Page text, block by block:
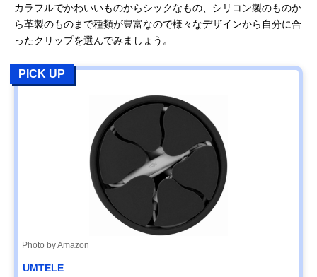
カラフルでかわいいものからシックなもの、シリコン製のものか
ら革製のものまで種類が豊富なので様々なデザインから自分に合
ったクリップを選んでみましょう。
PICK UP
Photo by Amazon
UMTELE